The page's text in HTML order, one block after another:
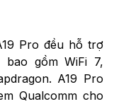
Pro đều hỗ trợ
gồm WiFi 7,
A19 Pro
Qualcomm cho